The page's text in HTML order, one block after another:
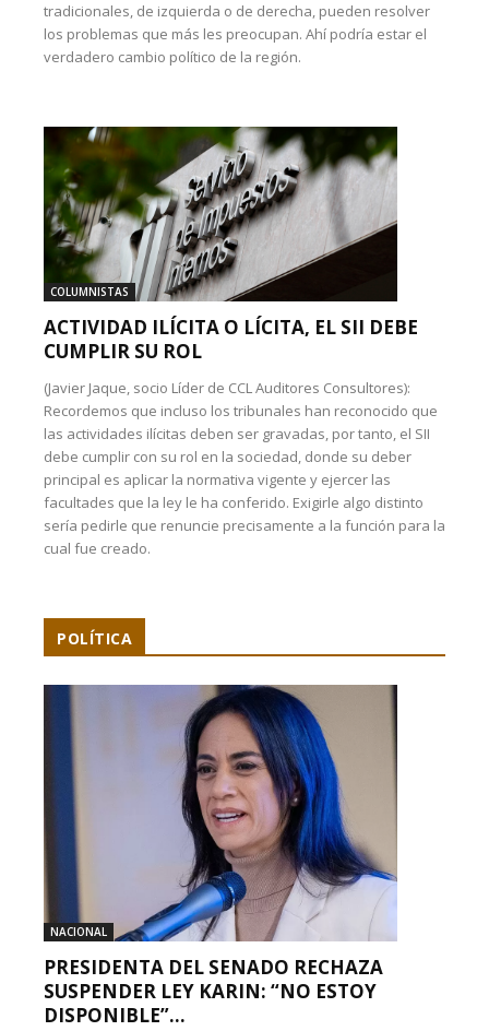
tradicionales, de izquierda o de derecha, pueden resolver
los problemas que más les preocupan. Ahí podría estar el
verdadero cambio político de la región.
COLUMNISTAS
ACTIVIDAD ILÍCITA O LÍCITA, EL SII DEBE
CUMPLIR SU ROL
(Javier Jaque, socio Líder de CCL Auditores Consultores):
Recordemos que incluso los tribunales han reconocido que
las actividades ilícitas deben ser gravadas, por tanto, el SII
debe cumplir con su rol en la sociedad, donde su deber
principal es aplicar la normativa vigente y ejercer las
facultades que la ley le ha conferido. Exigirle algo distinto
sería pedirle que renuncie precisamente a la función para la
cual fue creado.
POLÍTICA
NACIONAL
PRESIDENTA DEL SENADO RECHAZA
SUSPENDER LEY KARIN: “NO ESTOY
DISPONIBLE”...